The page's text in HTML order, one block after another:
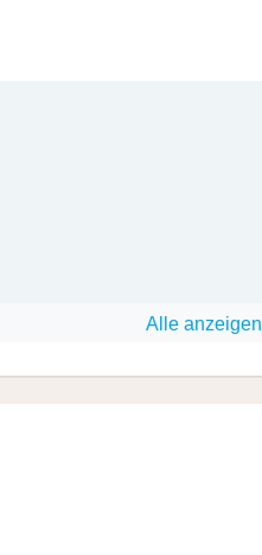
Alle anzeigen